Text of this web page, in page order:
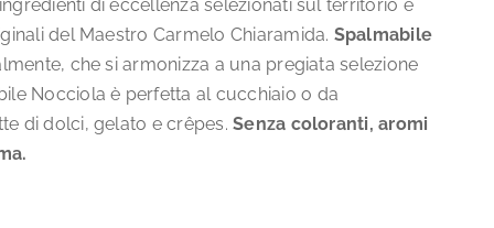
di eccellenza selezionati sul territorio e
del Maestro Carmelo Chiaramida. Spalmabile
che si armonizza a una pregiata selezione
Nocciola è perfetta al cucchiaio o da
di dolci, gelato e crêpes.Senza coloranti, aromi